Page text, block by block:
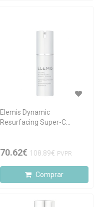
Elemis Dynamic
Resurfacing Super-C
70.62€ 108.89€ PVPR
Comprar